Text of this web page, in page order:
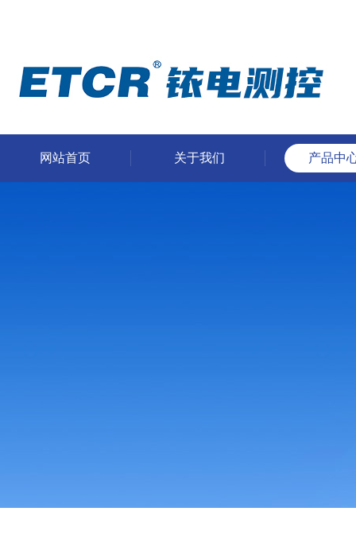
网站首页 关于我们 产品中